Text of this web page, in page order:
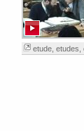
etude, etudes